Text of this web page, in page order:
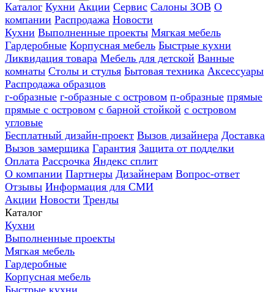
Каталог Кухни Акции Сервис Салоны ЗОВ О
компании Распродажа Новости
Кухни Выполненные проекты Мягкая мебель
Гардеробные Корпусная мебель Быстрые кухни
Ликвидация товара Мебель для детской Ванные
комнаты Столы и стулья Бытовая техника Аксессуары
Распродажа образцов
г-образные г-образные с островом п-образные прямые
прямые с островом с барной стойкой с островом
угловые
Бесплатный дизайн-проект Вызов дизайнера Доставка
Вызов замерщика Гарантия Защита от подделки
Оплата Рассрочка Яндекс сплит
О компании Партнеры Дизайнерам Вопрос-ответ
Отзывы Информация для СМИ
Акции Новости Тренды
Каталог
Кухни
Выполненные проекты
Мягкая мебель
Гардеробные
Корпусная мебель
Быстрые кухни